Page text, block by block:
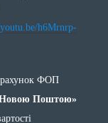
h6Mrnrp-
рахунок ФОП
Поштою»